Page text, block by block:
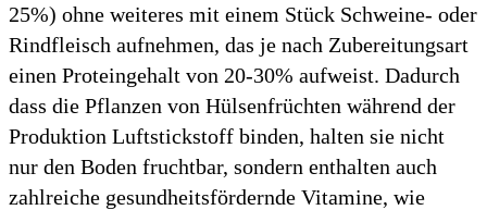
25%) ohne weiteres mit einem Stück Schweine- oder
Rindfleisch aufnehmen, das je nach Zubereitungsart
einen Proteingehalt von 20-30% aufweist. Dadurch
dass die Pflanzen von Hülsenfrüchten während der
Produktion Luftstickstoff binden, halten sie nicht
nur den Boden fruchtbar, sondern enthalten auch
zahlreiche gesundheitsfördernde Vitamine, wie